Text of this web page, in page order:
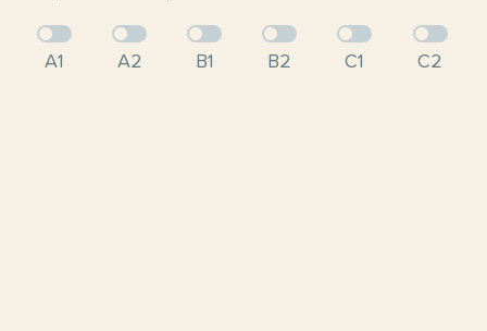
A1 A2 B1 B2 C1 C2